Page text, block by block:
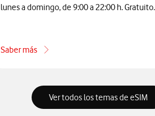
lunes a domingo, de 9:00 a 22:00 h. Gratuito.
Saber más
acerca de Cómo contactar con atención al
Ver todos los temas de eSIM